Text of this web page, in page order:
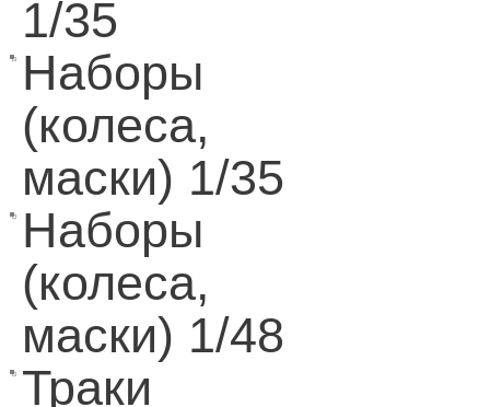
1/35
Наборы
(колеса,
маски) 1/35
Наборы
(колеса,
маски) 1/48
Траки